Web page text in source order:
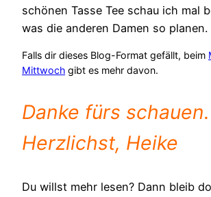
schönen Tasse Tee schau ich mal
was die anderen Damen so planen.
Falls dir dieses Blog-Format gefällt, beim
Mittwoch gibt es mehr davon.
Danke fürs schauen.
Herzlichst, Heike
Du willst mehr lesen? Dann bleib